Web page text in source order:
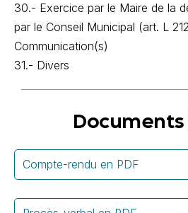
30.- Exercice par le Maire de la
par le Conseil Municipal (art. L
Communication(s)
31.- Divers
Compte-rendu en PDF